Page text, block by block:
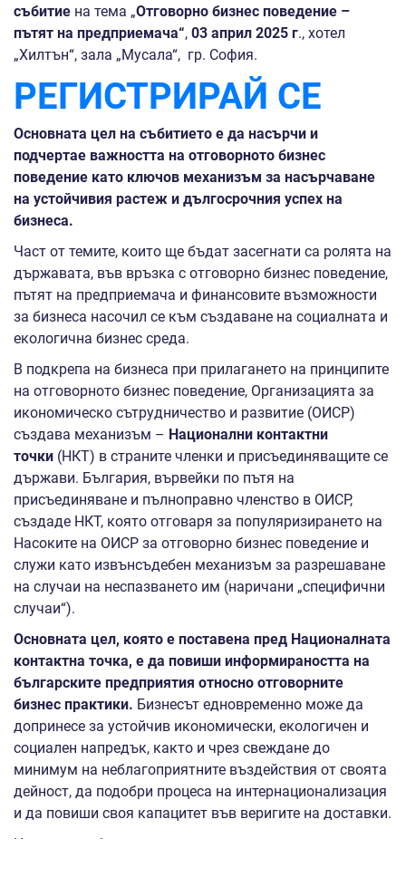
събитие на тема „Отговорно бизнес поведение –
пътят на предприемача“, 03 април 2025 г., хотел
„Хилтън“, зала „Мусала“, гр. София.
РЕГИСТРИРАЙ СЕ
Основната цел на събитието е да насърчи и
подчертае важността на отговорното бизнес
поведение като ключов механизъм за насърчаване
на устойчивия растеж и дългосрочния успех на
бизнеса.
Част от темите, които ще бъдат засегнати са ролята на
държавата, във връзка с отговорно бизнес поведение,
пътят на предприемача и финансовите възможности
за бизнеса насочил се към създаване на социалната и
екологична бизнес среда.
В подкрепа на бизнеса при прилагането на принципите
на отговорното бизнес поведение, Организацията за
икономическо сътрудничество и развитие (ОИСР)
създава механизъм – Национални контактни
точки (НКТ) в страните членки и присъединяващите се
държави. България, вървейки по пътя на
присъединяване и пълноправно членство в ОИСР,
създаде НКТ, която отговаря за популяризирането на
Насоките на ОИСР за отговорно бизнес поведение и
служи като извънсъдебен механизъм за разрешаване
на случаи на неспазването им (наричани „специфични
случаи“).
Основната цел, която е поставена пред Националната
контактна точка, е да повиши информираността на
българските предприятия относно отговорните
бизнес практики. Бизнесът едновременно може да
допринесе за устойчив икономически, екологичен и
социален напредък, както и чрез свеждане до
минимум на неблагоприятните въздействия от своята
дейност, да подобри процеса на интернационализация
и да повиши своя капацитет във веригите на доставки.
Целта на събитието е да демонстрира как когато